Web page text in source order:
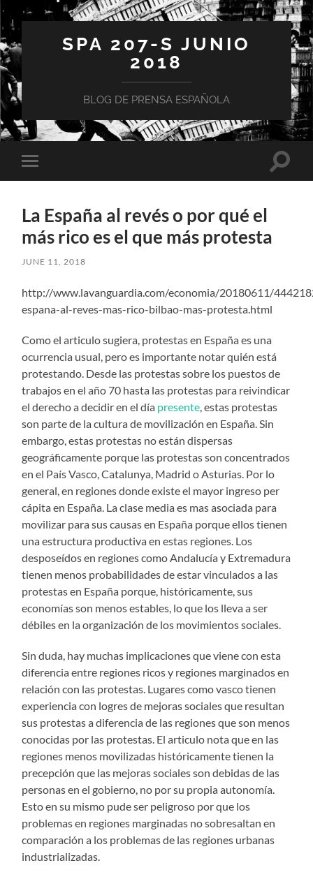
SPA 207-S JUNIO
2018
BLOG DE PRENSA ESPAÑOLA
Toggle
mobile
Toggle
La España al revés o por qué el
más rico es el que más protesta
JUNE 11, 2018
http://www.lavanguardia.com/economia/20180611/
espana-al-reves-mas-rico-bilbao-mas-protesta.html
Como el articulo sugiera, protestas en España es una
ocurrencia usual, pero es importante notar quién está
protestando. Desde las protestas sobre los puestos de
trabajos en el año 70 hasta las protestas para reivindicar
el derecho a decidir en el día presente , estas protestas
son parte de la cultura de movilización en España. Sin
embargo, estas protestas no están dispersas
geográficamente porque las protestas son concentrados
en el País Vasco, Catalunya, Madrid o Asturias. Por lo
general, en regiones donde existe el mayor ingreso per
cápita en España. La clase media es mas asociada para
movilizar para sus causas en España porque ellos tienen
una estructura productiva en estas regiones. Los
desposeídos en regiones como Andalucía y Extremadura
tienen menos probabilidades de estar vinculados a las
protestas en España porque, históricamente, sus
economías son menos estables, lo que los lleva a ser
débiles en la organización de los movimientos sociales.
Sin duda, hay muchas implicaciones que viene con esta
diferencia entre regiones ricos y regiones marginados en
relación con las protestas. Lugares como vasco tienen
experiencia con logres de mejoras sociales que resultan
sus protestas a diferencia de las regiones que son menos
conocidas por las protestas. El articulo nota que en las
regiones menos movilizadas históricamente tienen la
precepción que las mejoras sociales son debidas de las
personas en el gobierno, no por su propia autonomía.
Esto en su mismo pude ser peligroso por que los
problemas en regiones marginadas no sobresaltan en
comparación a los problemas de las regiones urbanas
industrializadas.